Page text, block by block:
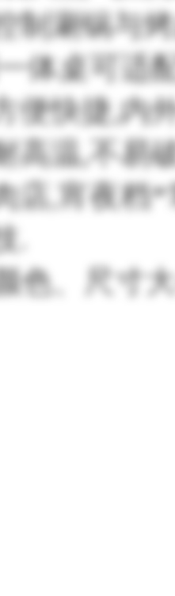
制涮锅与
体桌可适
便快捷,内
高温,不易
店,宵夜档
.
色、尺寸